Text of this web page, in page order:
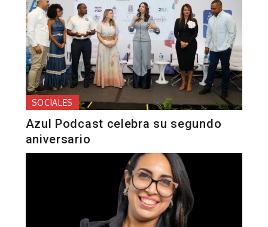
SOCIALES
Azul Podcast celebra su segundo
aniversario